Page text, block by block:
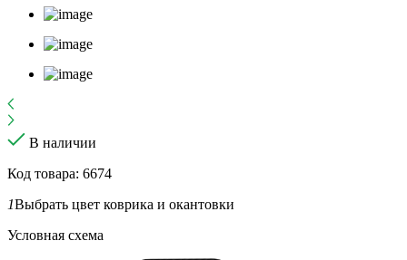
В наличии
Код товара: 6674
1Выбрать цвет коврика и окантовки
Условная схема